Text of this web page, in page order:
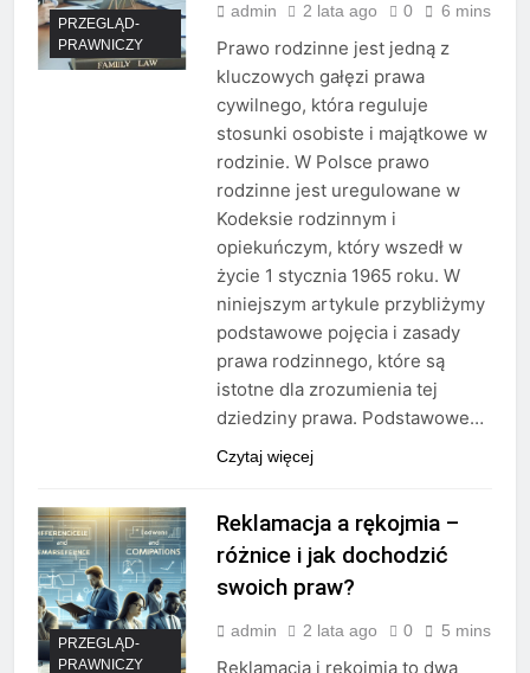
PRZEGLĄD-
PRAWNICZY
admin 2 lata ago 0 6 mins
Prawo rodzinne jest jedną z
kluczowych gałęzi prawa
cywilnego, która reguluje
stosunki osobiste i majątkowe w
rodzinie. W Polsce prawo
rodzinne jest uregulowane w
Kodeksie rodzinnym i
opiekuńczym, który wszedł w
życie 1 stycznia 1965 roku. W
niniejszym artykule przybliżymy
podstawowe pojęcia i zasady
prawa rodzinnego, które są
istotne dla zrozumienia tej
dziedziny prawa. Podstawowe…
Czytaj więcej
PRZEGLĄD-
PRAWNICZY
Reklamacja a rękojmia –
różnice i jak dochodzić
swoich praw?
admin 2 lata ago 0 5 mins
Reklamacja i rękojmia to dwa